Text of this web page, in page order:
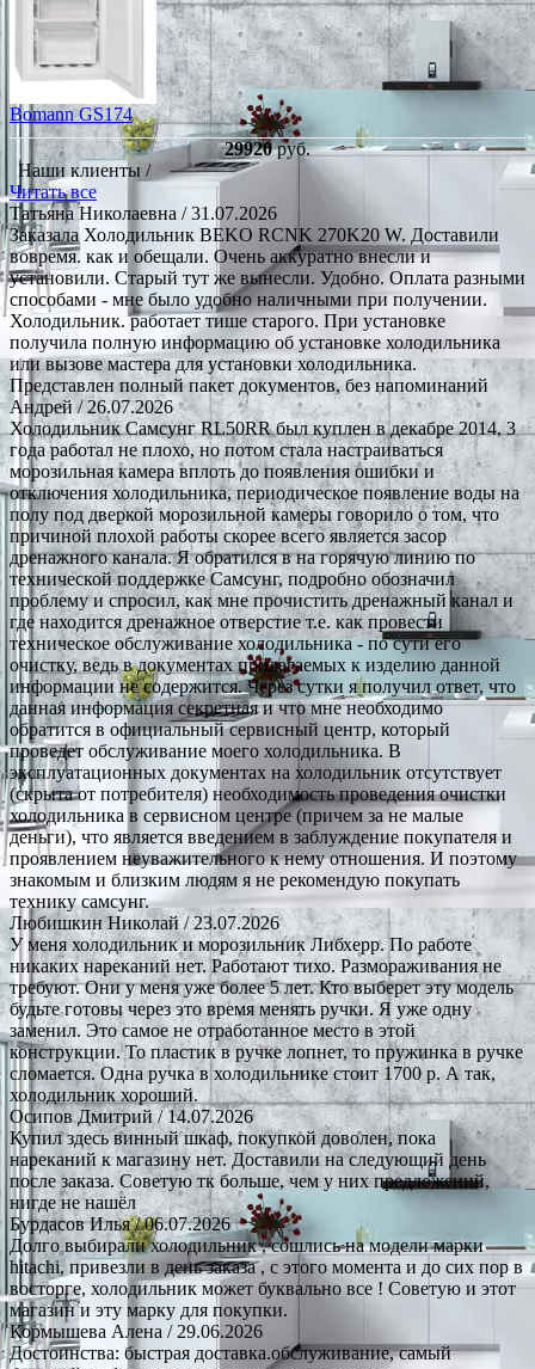
Bomann GS174
29920руб.
Наши клиенты /
Читать все
Татьяна Николаевна / 31.07.2026
Заказала Холодильник BEKO RCNK 270K20 W. Доставили
вовремя. как и обещали. Очень аккуратно внесли и
установили. Старый тут же вынесли. Удобно. Оплата разными
способами - мне было удобно наличными при получении.
Холодильник. работает тише старого. При установке
получила полную информацию об установке холодильника
или вызове мастера для установки холодильника.
Представлен полный пакет документов, без напоминаний
Андрей/ 26.07.2026
Холодильник Самсунг RL50RR был куплен в декабре 2014, 3
года работал не плохо, но потом стала настраиваться
морозильная камера вплоть до появления ошибки и
отключения холодильника, периодическое появление воды на
полу под дверкой морозильной камеры говорило о том, что
причиной плохой работы скорее всего является засор
дренажного канала. Я обратился в на горячую линию по
технической поддержке Самсунг, подробно обозначил
проблему и спросил, как мне прочистить дренажный канал и
где находится дренажное отверстие т.е. как провести
техническое обслуживание холодильника - по сути его
очистку, ведь в документах прилагаемых к изделию данной
информации не содержится. Через сутки я получил ответ, что
данная информация секретная и что мне необходимо
обратится в официальный сервисный центр, который
проведет обслуживание моего холодильника. В
эксплуатационных документах на холодильник отсутствует
(скрыта от потребителя) необходимость проведения очистки
холодильника в сервисном центре (причем за не малые
деньги), что является введением в заблуждение покупателя и
проявлением неуважительного к нему отношения. И поэтому
знакомым и близким людям я не рекомендую покупать
технику самсунг.
Любишкин Николай/ 23.07.2026
У меня холодильник и морозильник Либхерр. По работе
никаких нареканий нет. Работают тихо. Размораживания не
требуют. Они у меня уже более 5 лет. Кто выберет эту модель
будьте готовы через это время менять ручки. Я уже одну
заменил. Это самое не отработанное место в этой
конструкции. То пластик в ручке лопнет, то пружинка в ручке
сломается. Одна ручка в холодильнике стоит 1700 р. А так,
холодильник хороший.
Осипов Дмитрий/ 14.07.2026
Купил здесь винный шкаф, покупкой доволен, пока
нареканий к магазину нет. Доставили на следующий день
после заказа. Советую тк больше, чем у них предложений,
нигде не нашёл
Бурдасов Илья/ 06.07.2026
Долго выбирали холодильник , сошлись на модели марки
hitachi, привезли в день заказа , с этого момента и до сих пор в
восторге, холодильник может буквально все ! Советую и этот
магазин и эту марку для покупки.
Кормышева Алена / 29.06.2026
Достоинства: быстрая доставка.обслуживание, самый